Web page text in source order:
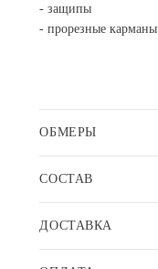
- защипы
- прорезные карманы
ОБМЕРЫ
СОСТАВ
ДОСТАВКА